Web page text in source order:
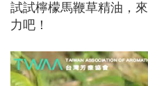
試試檸檬馬鞭草精油，
力吧！